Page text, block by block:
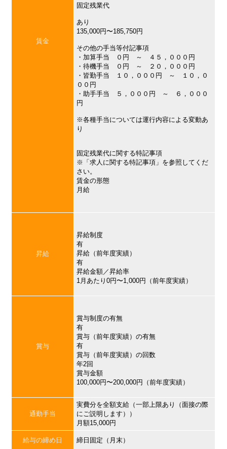
賃金
固定残業代
あり
135,000円〜185,750円
その他の手当等付記事項
・加算手当 ０円 ～ ４５，０００円
・待機手当 ０円 ～ ２０，０００円
・皆勤手当 １０，０００円 ～ １０，０
００円
・助手手当 ５，０００円 ～ ６，０００
円
※各種手当については運行内容による変動あ
り
固定残業代に関する特記事項
※「求人に関する特記事項」を参照してくだ
さい。
賃金の形態
月給
昇給
昇給制度
有
昇給（前年度実績）
有
昇給金額／昇給率
1月あたり0円〜1,000円（前年度実績）
賞与
賞与制度の有無
有
賞与（前年度実績）の有無
有
賞与（前年度実績）の回数
年2回
賞与金額
100,000円〜200,000円（前年度実績）
通勤手当
実費分を全額支給（一部上限あり（面接の際
にご説明します））
月額15,000円
給与の締め日 締日固定（月末）